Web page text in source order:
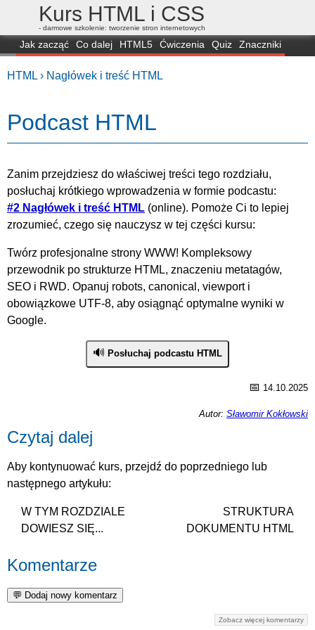
Kurs HTML i CSS
- darmowe szkolenie: tworzenie stron internetowych
Jak zacząć Co dalej HTML5 Ćwiczenia Quiz
Znaczniki
HTML › Nagłówek i treść HTML
Podcast HTML
Zanim przejdziesz do właściwej treści tego rozdziału,
posłuchaj krótkiego wprowadzenia w formie podcastu:
#2 Nagłówek i treść HTML (online). Pomoże Ci to lepiej
zrozumieć, czego się nauczysz w tej części kursu:
Twórz profesjonalne strony WWW! Kompleksowy
przewodnik po strukturze HTML, znaczeniu metatagów,
SEO i RWD. Opanuj robots, canonical, viewport i
obowiązkowe UTF-8, aby osiągnąć optymalne wyniki w
Google.
🔊 Posłuchaj podcastu HTML
📅 14.10.2025
Autor: Sławomir Kokłowski
Czytaj dalej
Aby kontynuować kurs, przejdź do poprzedniego lub
następnego artykułu:
W TYM ROZDZIALE
DOWIESZ SIĘ...
STRUKTURA
DOKUMENTU HTML
Komentarze
Zobacz więcej komentarzy